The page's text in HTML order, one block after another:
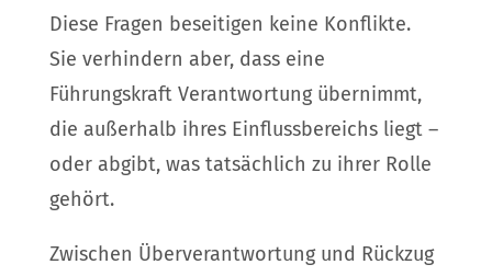
Diese Fragen beseitigen keine Konflikte.
Sie verhindern aber, dass eine
Führungskraft Verantwortung übernimmt,
die außerhalb ihres Einflussbereichs liegt –
oder abgibt, was tatsächlich zu ihrer Rolle
gehört.
Zwischen Überverantwortung und Rückzug